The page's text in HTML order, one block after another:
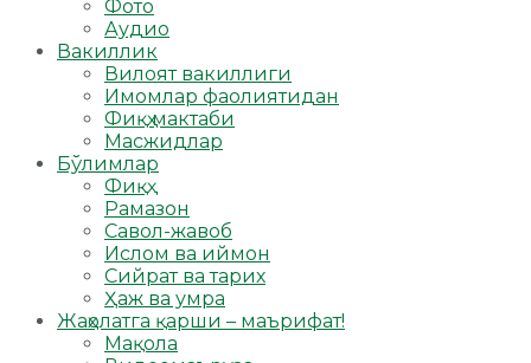
Фото
Аудио
Вакиллик
Вилоят вакиллиги
Имомлар фаолиятидан
Фиқҳ мактаби
Масжидлар
Бўлимлар
Фиқҳ
Рамазон
Савол-жавоб
Ислом ва иймон
Сийрат ва тарих
Ҳаж ва умра
Жаҳолатга қарши – маърифат!
Мақола